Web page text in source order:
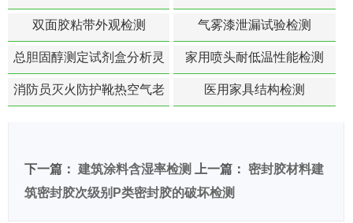
度-硬质塑料材料检测
双面胶粘带外观检测 气雾漆泄漏试验检测
总胆固醇测定试剂盒分析灵
敏度检测
家用喷头耐低温性能检测
消防员灭火防护靴热空气老
医用家具结构检测
下一篇： 建筑涂料含湿率检测 上一篇： 密封胶材料建
筑密封胶次级别P类密封胶的破坏检测